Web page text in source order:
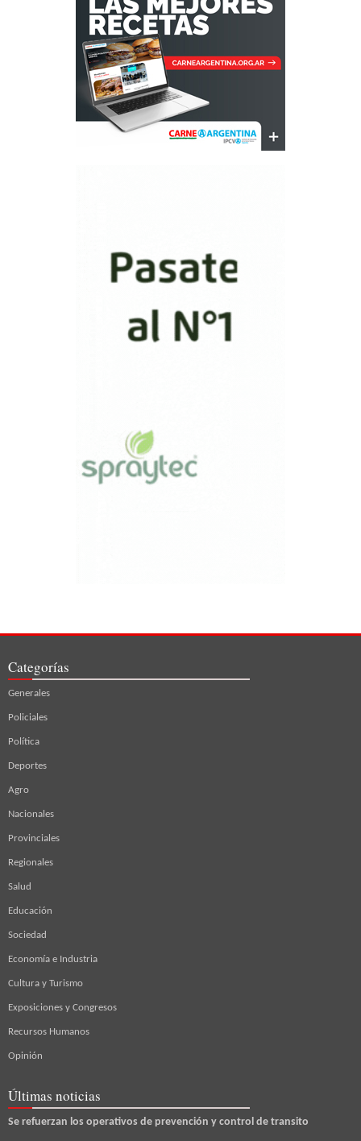
Categorías
Generales
Policiales
Política
Deportes
Agro
Nacionales
Provinciales
Regionales
Salud
Educación
Sociedad
Economía e Industria
Cultura y Turismo
Exposiciones y Congresos
Recursos Humanos
Opinión
Últimas noticias
Se refuerzan los operativos de prevención y control de transito